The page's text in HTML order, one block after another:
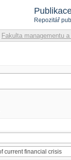
Repozitář
Fakulta managementu